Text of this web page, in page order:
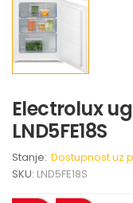
Electrolux
LND5FE18S
Stanje: Dostupnost uz
SKU: LND5FE18S